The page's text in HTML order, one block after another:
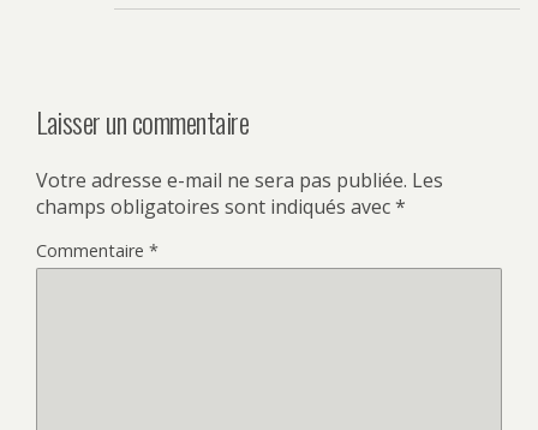
Laisser un commentaire
Votre adresse e-mail ne sera pas publiée. Les
champs obligatoires sont indiqués avec*
Commentaire *